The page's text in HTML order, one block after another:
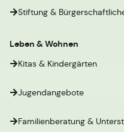
Stiftung &
Leben & Wohnen
Kitas & Kindergärten
Jugendangebote
Familienberatung &